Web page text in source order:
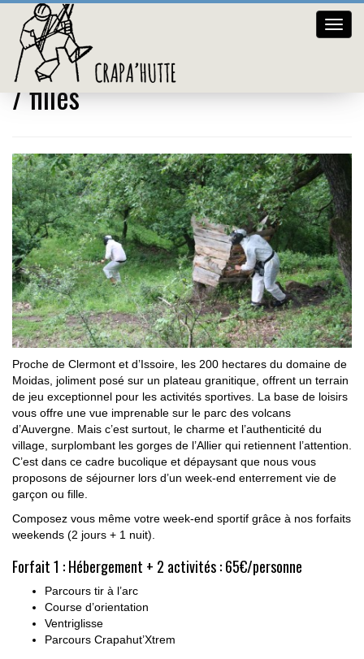
Crapa
hutte
Enterrements de vie de garçons
/ filles
Proche de Clermont et d’Issoire, les 200 hectares du domaine de
Moidas, joliment posé sur un plateau granitique, offrent un terrain
de jeu exceptionnel pour les activités sportives. La base de loisirs
vous offre une vue imprenable sur le parc des volcans
d’Auvergne. Mais c’est surtout, le charme et l’authenticité du
village, surplombant les gorges de l’Allier qui retiennent l’attention.
C’est dans ce cadre bucolique et dépaysant que nous vous
proposons de séjourner lors d’un week-end enterrement vie de
garçon ou fille.
Composez vous même votre week-end sportif grâce à nos forfaits
weekends (2 jours + 1 nuit).
Forfait 1 : Hébergement + 2 activités : 65€/personne
Parcours tir à l’arc
Course d’orientation
Ventriglisse
Parcours Crapahut’Xtrem